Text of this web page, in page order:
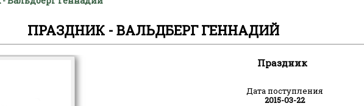
ПРАЗДНИК - ВАЛЬДБЕРГ ГЕННАДИЙ
Праздник
Дата поступления
2015-03-22